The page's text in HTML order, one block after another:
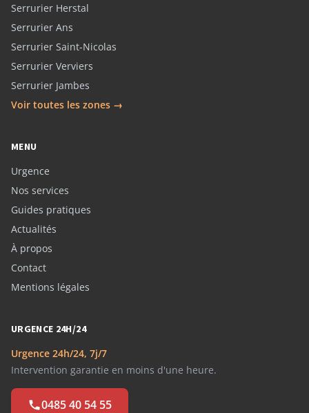
Serrurier Herstal
Serrurier Ans
Serrurier Saint-Nicolas
Serrurier Verviers
Serrurier Jambes
Voir toutes les zones →
MENU
Urgence
Nos services
Guides pratiques
Actualités
À propos
Contact
Mentions légales
URGENCE 24H/24
Urgence 24h/24, 7j/7
Intervention garantie en moins d'une heure.
0485 40 54 55